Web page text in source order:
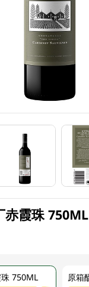
赤霞珠 750ML
750ML